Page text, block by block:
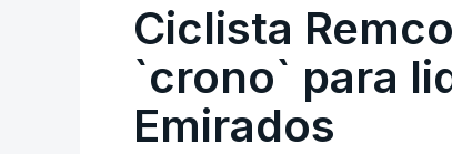
Ciclista
`crono` para
Emirados